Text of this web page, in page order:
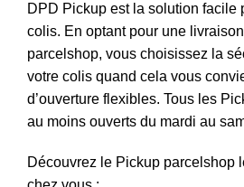
DPD Pickup est la solution facile
colis. En optant pour une
parcelshop, vous choisissez la
votre colis quand cela vous
d’ouverture flexibles. Tous les
au moins ouverts du mardi au
Découvrez le Pickup parcelshop